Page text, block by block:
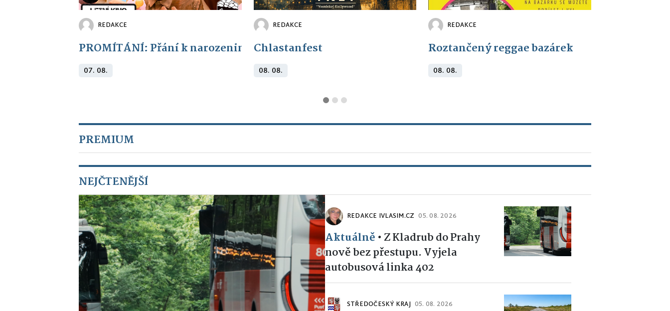
REDAKCE
PROMÍTÁNÍ: Přání k narozeninám: Křtiny
07. 08.
REDAKCE
Chlastanfest
08. 08.
REDAKCE
Roztančený reggae bazárek
08. 08.
PREMIUM
NEJČTENĚJŠÍ
REDAKCE IVLASIM.CZ 05. 08. 2026
Aktuálně • Z Kladrub do Prahy
nově bez přestupu. Vyjela
autobusová linka 402
STŘEDOČESKÝ KRAJ 05. 08. 2026